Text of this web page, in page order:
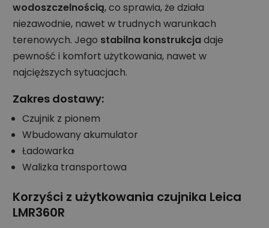
wodoszczelnością, co sprawia, że działa
niezawodnie, nawet w trudnych warunkach
terenowych. Jego stabilna konstrukcjadaje
pewność i komfort użytkowania, nawet w
najcięższych sytuacjach.
Zakres dostawy:
Czujnik z pionem
Wbudowany akumulator
Ładowarka
Walizka transportowa
Korzyści z użytkowania czujnika Leica
LMR360R